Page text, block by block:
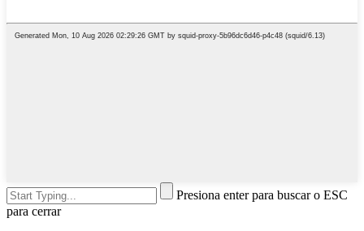
Presiona enter para buscar o ESC
para cerrar